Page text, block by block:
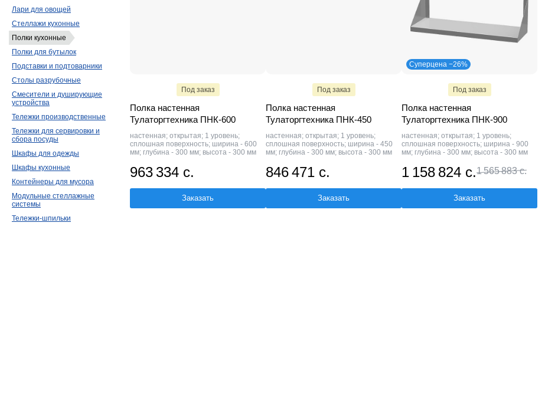
Под заказ
Полка настенная
Тулаторгтехника ПНК-600
настенная; открытая; 1 уровень;
сплошная поверхность; ширина - 600
мм; глубина - 300 мм; высота - 300 мм
963 334 с.
Заказать
Под заказ
Полка настенная
Тулаторгтехника ПНК-450
настенная; открытая; 1 уровень;
сплошная поверхность; ширина - 450
мм; глубина - 300 мм; высота - 300 мм
846 471 с.
Заказать
Суперцена −26%
Под заказ
Полка настенная
Тулаторгтехника ПНК-900
настенная; открытая; 1 уровень;
сплошная поверхность; ширина - 900
мм; глубина - 300 мм; высота - 300 мм
1 158 824 с.1 565 883 с.
Заказать
Лари для овощей
Стеллажи кухонные
Полки кухонные
Полки для бутылок
Подставки и подтоварники
Столы разрубочные
Смесители и душирующие
устройства
Тележки производственные
Тележки для сервировки и
сбора посуды
Шкафы для одежды
Шкафы кухонные
Контейнеры для мусора
Модульные стеллажные
системы
Тележки-шпильки